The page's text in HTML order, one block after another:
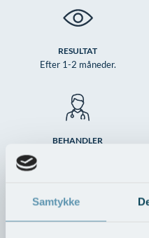
Samtykke
RESULTAT
Efter 1-2 måneder.
BEHANDLER
VÆRD AT VIDE